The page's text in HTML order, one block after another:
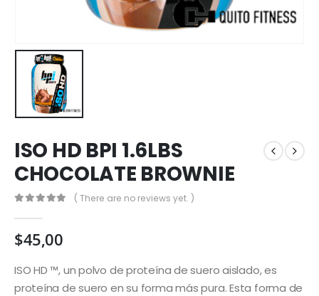
ISO HD BPI 1.6LBS
CHOCOLATE BROWNIE
( There are no reviews yet. )
$45,00
ISO HD ™, un polvo de proteína de suero aislado, es
proteína de suero en su forma más pura. Esta forma de